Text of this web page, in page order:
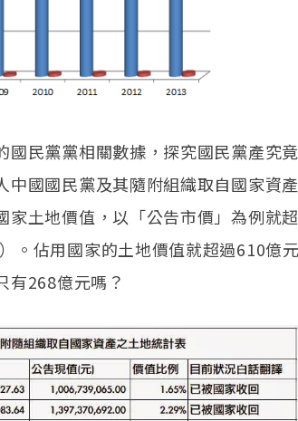
國民黨黨相關數據，探究國民黨產究
中國國民黨及其隨附組織取自國家資
家土地價值，以「公告市價」為例就
。佔用國家的土地價值就超過610億
有268億元嗎？